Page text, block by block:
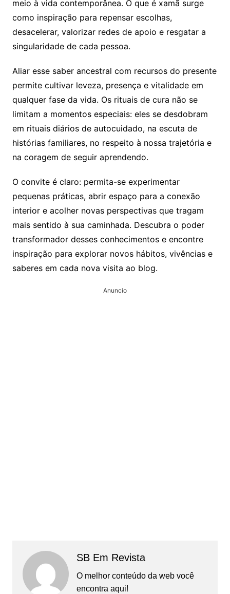
meio à vida contemporânea. O que é xamã surge
como inspiração para repensar escolhas,
desacelerar, valorizar redes de apoio e resgatar a
singularidade de cada pessoa.
Aliar esse saber ancestral com recursos do presente
permite cultivar leveza, presença e vitalidade em
qualquer fase da vida. Os rituais de cura não se
limitam a momentos especiais: eles se desdobram
em rituais diários de autocuidado, na escuta de
histórias familiares, no respeito à nossa trajetória e
na coragem de seguir aprendendo.
O convite é claro: permita-se experimentar
pequenas práticas, abrir espaço para a conexão
interior e acolher novas perspectivas que tragam
mais sentido à sua caminhada. Descubra o poder
transformador desses conhecimentos e encontre
inspiração para explorar novos hábitos, vivências e
saberes em cada nova visita ao blog.
Anuncio
SB Em Revista
O melhor conteúdo da web você
encontra aqui!